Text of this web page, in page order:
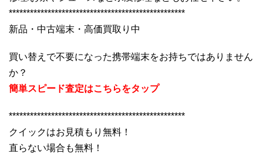
**************************************************
新品・中古端末・高価買取り中
買い替えで不要になった携帯端末をお持ちではありません
か？
簡単スピード査定はこちらをタップ
**************************************************
クイックはお見積もり無料！
直らない場合も無料！